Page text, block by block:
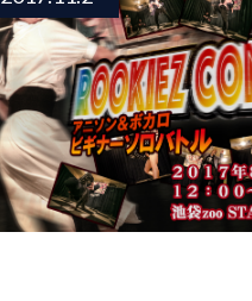
ROOKEZ CONEQT VOL.5